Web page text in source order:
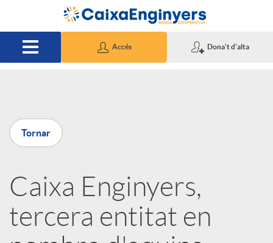
Salta al contingut principal
Accés Dona't d'alta
P
u
b
l
Tornar
Caixa Enginyers,
tercera entitat en